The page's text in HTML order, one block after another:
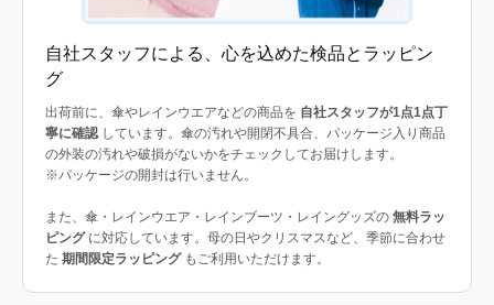
自社スタッフによる、心を込めた検品とラッピン
グ
出荷前に、傘やレインウエアなどの商品を 自社スタッフが1点1点丁
寧に確認 しています。傘の汚れや開閉不具合、パッケージ入り商品
の外装の汚れや破損がないかをチェックしてお届けします。
※パッケージの開封は行いません。
また、傘・レインウエア・レインブーツ・レイングッズの 無料ラッ
ピングに対応しています。母の日やクリスマスなど、季節に合わせ
た 期間限定ラッピングもご利用いただけます。